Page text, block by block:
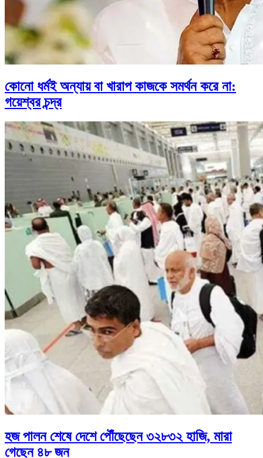
কোনো ধর্মই অন্যায় বা খারাপ কাজকে সমর্থন করে না:
গয়েশ্বর চন্দ্র
হজ পালন শেষে দেশে পৌঁছেছেন ৩২৮৩২ হাজি, মারা
গেছেন ৪৮ জন